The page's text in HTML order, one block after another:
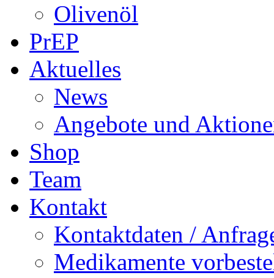
Olivenöl
PrEP
Aktuelles
News
Angebote und
Shop
Team
Kontakt
Kontaktdaten /
Medikamente